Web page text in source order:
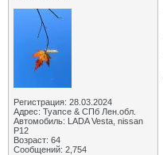
Регистрация: 28.03.2024
Адрес: Туапсе & СПб Лен.обл.
Автомобиль: LADA Vesta, nissan
P12
Возраст: 64
Сообщений: 2,754